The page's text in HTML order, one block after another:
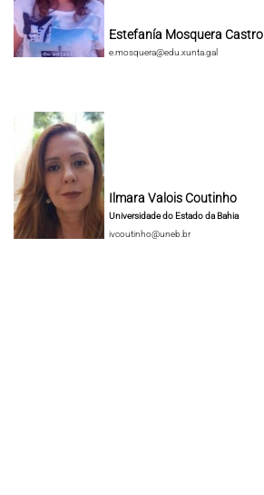
Estefanía Mosquera Castro
e.mosquera@edu.xunta.gal
Ilmara Valois Coutinho
Universidade do Estado da Bahia
ivcoutinho@uneb.br